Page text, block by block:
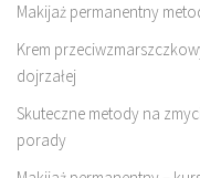
Makijaż permanentny
Krem
dojrzałej
Skuteczne metody na
porady